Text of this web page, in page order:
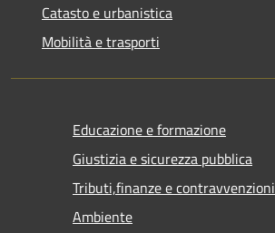
Catasto e urbanistica
Mobilità e trasporti
Educazione e formazione
Giustizia e sicurezza pubblica
Tributi,finanze e contravvenzioni
Ambiente